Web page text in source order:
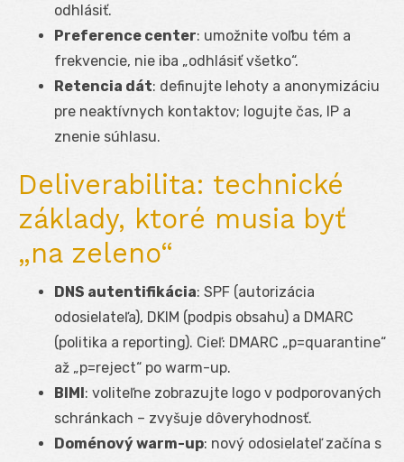
odhlásiť.
Preference center: umožnite voľbu tém a
frekvencie, nie iba „odhlásiť všetko“.
Retencia dát: definujte lehoty a anonymizáciu
pre neaktívnych kontaktov; logujte čas, IP a
znenie súhlasu.
Deliverabilita: technické
základy, ktoré musia byť
„na zeleno“
DNS autentifikácia: SPF (autorizácia
odosielateľa), DKIM (podpis obsahu) a DMARC
(politika a reporting). Cieľ: DMARC „p=quarantine“
až „p=reject“ po warm-up.
BIMI: voliteľne zobrazujte logo v podporovaných
schránkach – zvyšuje dôveryhodnosť.
Doménový warm-up: nový odosielateľ začína s